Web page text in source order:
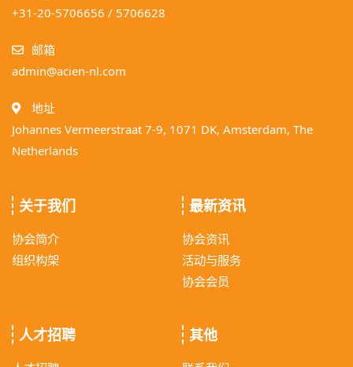
+31-20-5706656 / 5706628
邮箱
admin@acien-nl.com
地址
Johannes Vermeerstraat 7-9, 1071 DK, Amsterdam, The
Netherlands
关于我们
协会简介
组织构架
最新资讯
协会资讯
活动与服务
协会会员
人才招聘 其他